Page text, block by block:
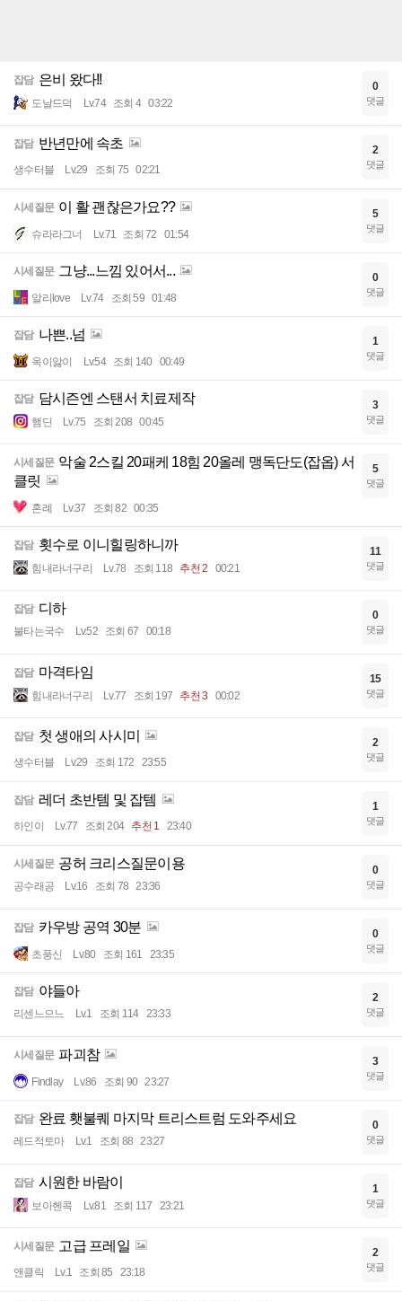
잡담 은비 왔다!!
도날드덕 Lv.74 조회 4 03:22
0
댓글
잡담 반년만에 속초
생수터블 Lv.29 조회 75 02:21
2
댓글
시세질문 이 활 괜찮은가요??
슈라라그너 Lv.71 조회 72 01:54
5
댓글
시세질문 그냥...느낌 있어서...
알리love Lv.74 조회 59 01:48
0
댓글
잡담 나쁜..넘
옥이앓이 Lv.54 조회 140 00:49
1
댓글
잡담 담시즌엔 스탠서 치료제작
햄딘 Lv.75 조회 208 00:45
3
댓글
시세질문 악술 2스킬 20패케 18힘 20올레 맹독단도(잡옵) 서
클릿
혼례 Lv.37 조회 82 00:35
5
댓글
잡담 횟수로 이니힐링하니까
힘내라너구리 Lv.78 조회 118 추천 2 00:21
11
댓글
잡담 디하
불타는국수 Lv.52 조회 67 00:18
0
댓글
잡담 마격타임
힘내라너구리 Lv.77 조회 197 추천 3 00:02
15
댓글
잡담 첫 생애의 사시미
생수터블 Lv.29 조회 172 23:55
2
댓글
잡담 레더 초반템 및 잡템
하인이 Lv.77 조회 204 추천 1 23:40
1
댓글
시세질문 공허 크리스질문이용
공수래공 Lv.16 조회 78 23:36
0
댓글
잡담 카우방 공역 30분
초풍신 Lv.80 조회 161 23:35
0
댓글
잡담 야들아
리센느으느 Lv.1 조회 114 23:33
2
댓글
시세질문 파괴참
Findlay Lv.86 조회 90 23:27
3
댓글
잡담 완료 횃불퀘 마지막 트리스트럼 도와주세요
레드적토마 Lv.1 조회 88 23:27
0
댓글
잡담 시원한 바람이
보아헨콕 Lv.81 조회 117 23:21
1
댓글
시세질문 고급 프레일
앤클릭 Lv.1 조회 85 23:18
2
댓글